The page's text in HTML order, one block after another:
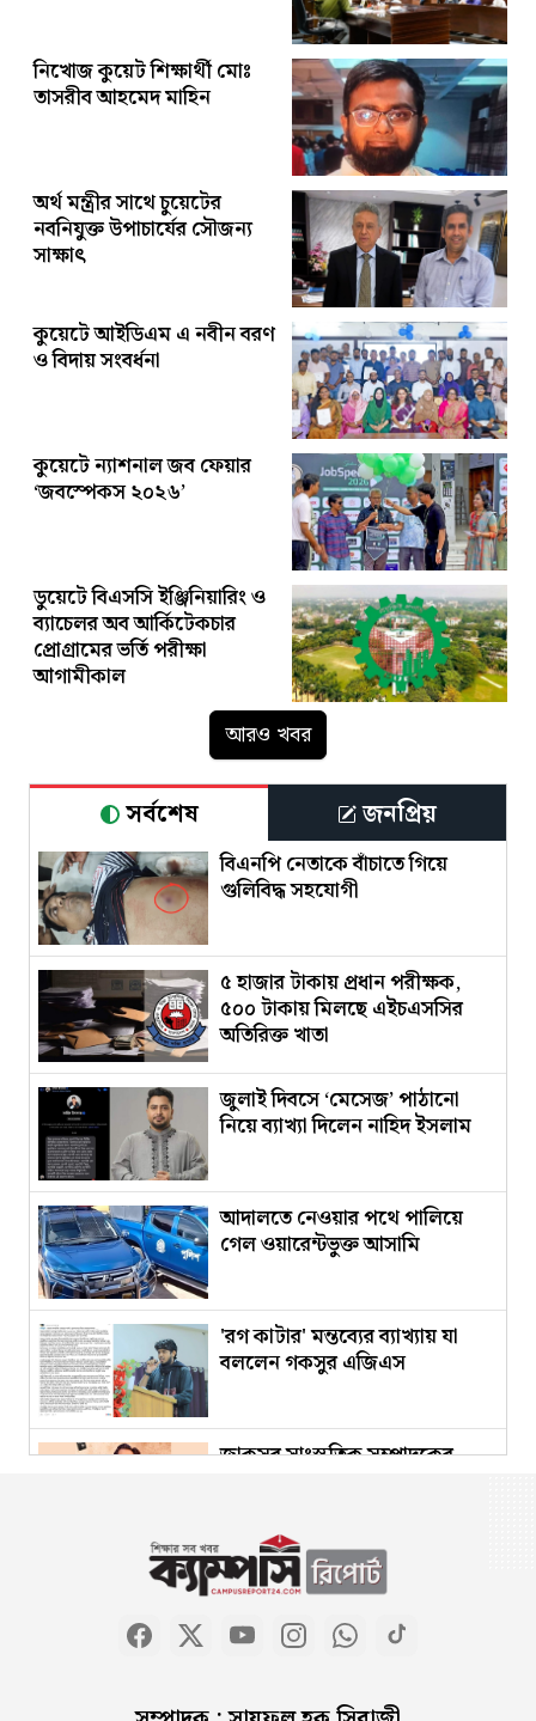
নিখোজ কুয়েট শিক্ষার্থী মোঃ
তাসরীব আহমেদ মাহিন
অর্থ মন্ত্রীর সাথে চুয়েটের
নবনিযুক্ত উপাচার্যের সৌজন্য
সাক্ষাৎ
কুয়েটে আইডিএম এ নবীন বরণ
ও বিদায় সংবর্ধনা
কুয়েটে ন্যাশনাল জব ফেয়ার
‘জবস্পেকস ২০২৬’
ডুয়েটে বিএসসি ইঞ্জিনিয়ারিং ও
ব্যাচেলর অব আর্কিটেকচার
প্রোগ্রামের ভর্তি পরীক্ষা
আগামীকাল
আরও খবর
সর্বশেষ জনপ্রিয়
বিএনপি নেতাকে বাঁচাতে গিয়ে
গুলিবিদ্ধ সহযোগী
৫ হাজার টাকায় প্রধান পরীক্ষক,
৫০০ টাকায় মিলছে এইচএসসির
অতিরিক্ত খাতা
জুলাই দিবসে ‘মেসেজ’ পাঠানো
নিয়ে ব্যাখ্যা দিলেন নাহিদ ইসলাম
আদালতে নেওয়ার পথে পালিয়ে
গেল ওয়ারেন্টভুক্ত আসামি
'রগ কাটার' মন্তব্যের ব্যাখ্যায় যা
বললেন গকসুর এজিএস
জাকসুর সাংস্কৃতিক সম্পাদকের
ব্যাংক ঋণের এক-তৃতীয়াংশই চুরি
হয়ে গেছে : গভর্নর